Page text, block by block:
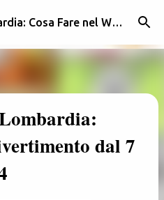
principali Eventi e Sagre Lombardia: Cosa Fare nel Weekend | Weekendidea
dal 7